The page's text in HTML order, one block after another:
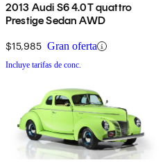
2013 Audi S6 4.0T quattro
Prestige Sedan AWD
$15,985 Gran oferta
Incluye tarifas de conc.